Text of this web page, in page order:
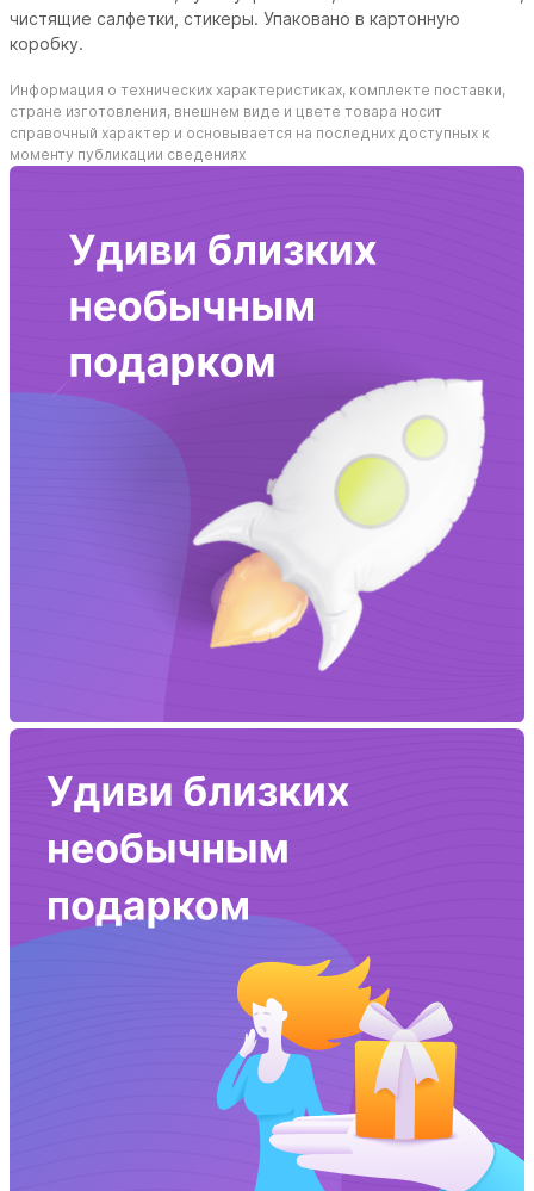
чистящие салфетки, стикеры. Упаковано в картонную
коробку.
Информация о технических характеристиках, комплекте поставки,
стране изготовления, внешнем виде и цвете товара носит
справочный характер и основывается на последних доступных к
моменту публикации сведениях